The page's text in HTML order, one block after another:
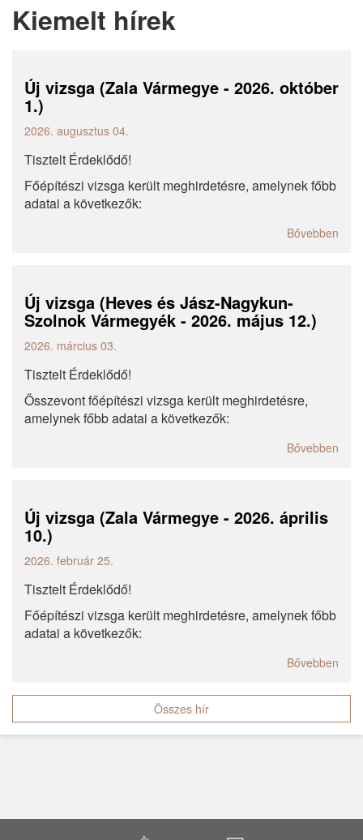
Kiemelt hírek
Új vizsga (Zala Vármegye - 2026. október
1.)
2026. augusztus 04.
Tisztelt Érdeklődő!
Főépítészi vizsga került meghirdetésre, amelynek főbb
adatai a következők:
Bővebben
Új vizsga (Heves és Jász-Nagykun-
Szolnok Vármegyék - 2026. május 12.)
2026. március 03.
Tisztelt Érdeklődő!
Összevont főépítészi vizsga került meghirdetésre,
amelynek főbb adatai a következők:
Bővebben
Új vizsga (Zala Vármegye - 2026. április
10.)
2026. február 25.
Tisztelt Érdeklődő!
Főépítészi vizsga került meghirdetésre, amelynek főbb
adatai a következők:
Bővebben
Összes hír